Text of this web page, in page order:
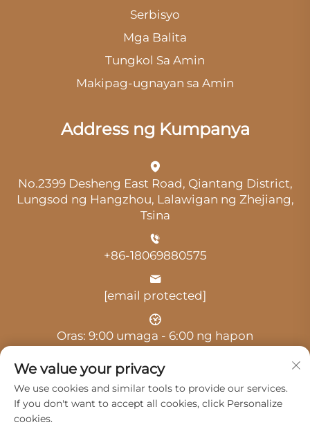
Serbisyo
Mga Balita
Tungkol Sa Amin
Makipag-ugnayan sa Amin
Address ng Kumpanya
No.2399 Desheng East Road, Qiantang District,
Lungsod ng Hangzhou, Lalawigan ng Zhejiang,
Tsina
+86-18069880575
[email protected]
Oras: 9:00 umaga - 6:00 ng hapon
We value your privacy
We use cookies and similar tools to provide our services.
If you don't want to accept all cookies, click Personalize
cookies.